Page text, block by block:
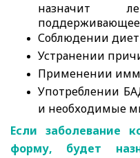
назначит
поддерживающее
Соблюдении
Устранении
Применении
Употреблении
и необходимые
Если заболевание
форму, будет